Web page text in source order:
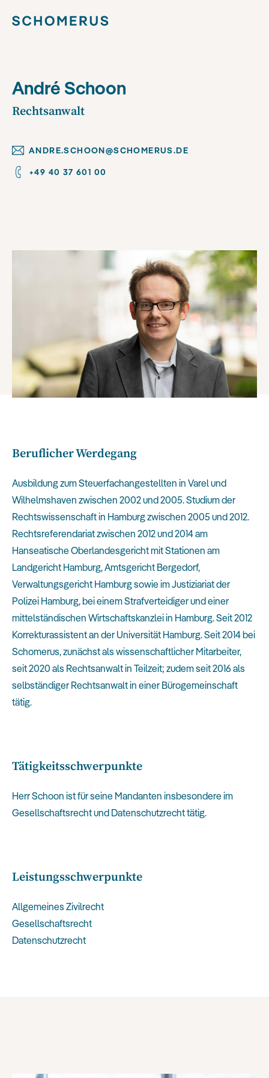
André Schoon
Rechtsanwalt
ANDRE.SCHOON@SCHOMERUS.DE
+49 40 37 601 00
Beruflicher Werdegang
Ausbildung zum Steuerfachangestellten in Varel und
Wilhelmshaven zwischen 2002 und 2005. Studium der
Rechtswissenschaft in Hamburg zwischen 2005 und 2012.
Rechtsreferendariat zwischen 2012 und 2014 am
Hanseatische Oberlandesgericht mit Stationen am
Landgericht Hamburg, Amtsgericht Bergedorf,
Verwaltungsgericht Hamburg sowie im Justiziariat der
Polizei Hamburg, bei einem Strafverteidiger und einer
mittelständischen Wirtschaftskanzlei in Hamburg. Seit 2012
Korrekturassistent an der Universität Hamburg. Seit 2014 bei
Schomerus, zunächst als wissenschaftlicher Mitarbeiter,
seit 2020 als Rechtsanwalt in Teilzeit; zudem seit 2016 als
selbständiger Rechtsanwalt in einer Bürogemeinschaft
tätig.
Tätigkeitsschwerpunkte
Herr Schoon ist für seine Mandanten insbesondere im
Gesellschaftsrecht und Datenschutzrecht tätig.
Leistungsschwerpunkte
Allgemeines Zivilrecht
Gesellschaftsrecht
Datenschutzrecht